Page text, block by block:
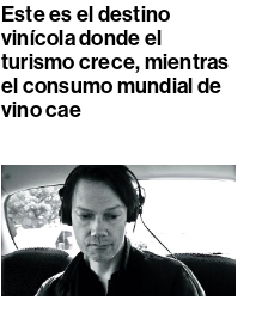
Este es el destino
vinícola donde el
turismo crece, mientras
el consumo mundial de
vino cae